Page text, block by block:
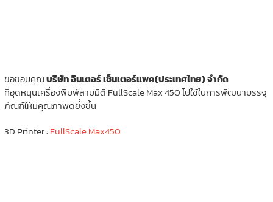
ขอขอบคุณบริษัท อินเตอร์ เซ็นเตอร์แพค(ประเทศไทย) จำกัด
ที่อุดหนุนเครื่องพิมพ์สามมิติ FullScale Max 450 ไปใช้ในการพัฒนาบรรจุ
ภัณฑ์ให้มีคุณภาพดียิ่่งขึ้น
3D Printer : FullScale Max450